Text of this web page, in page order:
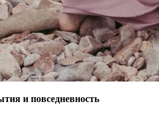
и повседневность